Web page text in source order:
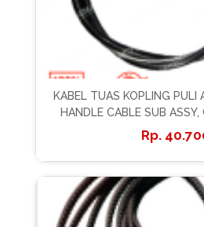
KABEL TUAS KOPLING PULI
HANDLE CABLE SUB ASSY,